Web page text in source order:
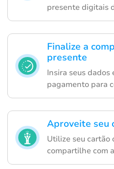
presente digitais
Finalize a
presente
Insira seus dados
pagamento para
Aproveite seu
Utilize seu cartão
compartilhe com